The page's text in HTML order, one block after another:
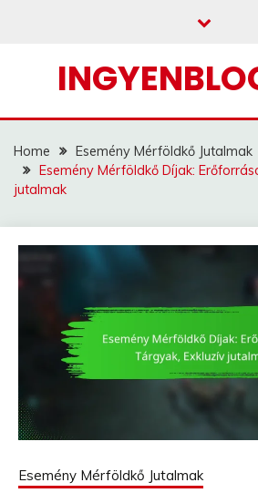
Home
Esemény Mérföldkő Jutalmak
Esemény Mérföldkő Díjak:
jutalmak
Esemény Mérföldkő Jutalmak